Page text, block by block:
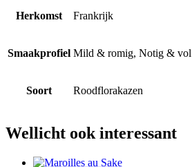
Herkomst Frankrijk
Smaakprofiel Mild & romig, Notig & vol
Soort Roodflorakazen
Wellicht ook interessant